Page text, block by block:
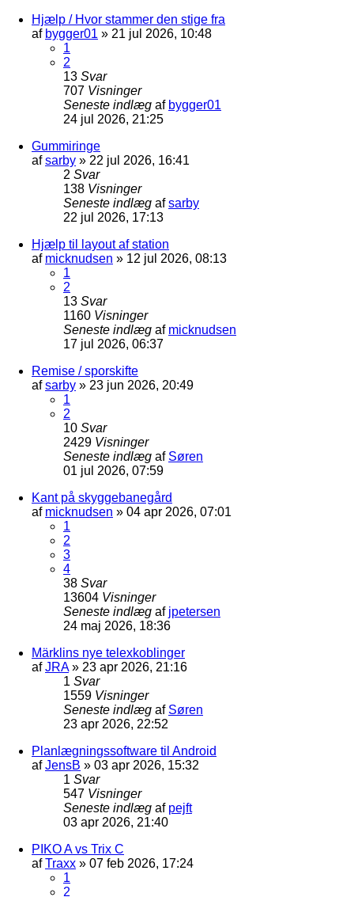
Hjælp / Hvor stammer den stige fra
af bygger01 » 21 jul 2026, 10:48
1
2
13 Svar
707 Visninger
Seneste indlæg af bygger01
24 jul 2026, 21:25
Gummiringe
afsarby » 22 jul 2026, 16:41
2 Svar
138 Visninger
Seneste indlæg afsarby
22 jul 2026, 17:13
Hjælp til layout af station
af micknudsen » 12 jul 2026, 08:13
1
2
13 Svar
1160 Visninger
Seneste indlæg af micknudsen
17 jul 2026, 06:37
Remise / sporskifte
afsarby » 23 jun 2026, 20:49
1
2
10 Svar
2429 Visninger
Seneste indlæg af Søren
01 jul 2026, 07:59
Kant på skyggebanegård
af micknudsen » 04 apr 2026, 07:01
1
2
3
4
38 Svar
13604 Visninger
Seneste indlæg af jpetersen
24 maj 2026, 18:36
Märklins nye telexkoblinger
afJRA» 23 apr 2026, 21:16
1 Svar
1559 Visninger
Seneste indlæg af Søren
23 apr 2026, 22:52
Planlægningssoftware til Android
afJensB » 03 apr 2026, 15:32
1 Svar
547 Visninger
Seneste indlæg af pejft
03 apr 2026, 21:40
PIKO A vs Trix C
afTraxx » 07 feb 2026, 17:24
1
2